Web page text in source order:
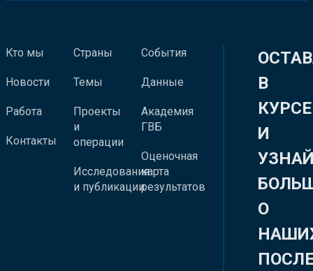
Кто мы
Новости
Работа
Контакты
Страны
Темы
Проекты
и
операции
Исследования
и публикации
События
Данные
Академия
ГВБ
Оценочная
карта
результатов
В
КУРСЕ
И
О